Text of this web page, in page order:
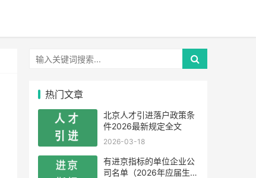
热门文章
北京人才引进落户政策条
件2026最新规定全文
2026-03-18
有进京指标的单位企业公
司名单（2026年应届生留